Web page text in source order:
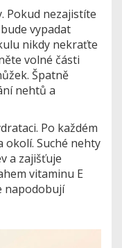
. Pokud nezajistíte
vypadat
nikdy nekraťte
volné části
Špatně
nehtů a
Po každém
okolí. Suché nehty
a zajišťuje
vitaminu E
napodobují